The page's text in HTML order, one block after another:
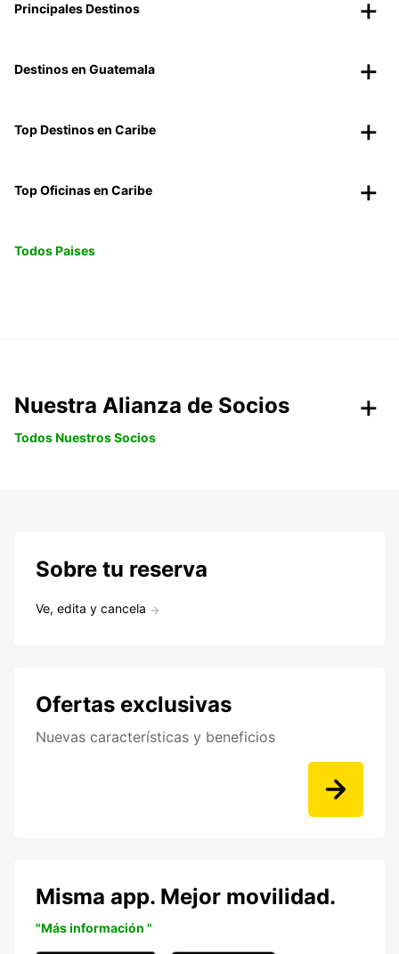
Principales Destinos
Destinos en Guatemala
Top Destinos en Caribe
Top Oficinas en Caribe
Todos Paises
Nuestra Alianza de Socios
Todos Nuestros Socios
Sobre tu reserva
Ve, edita y cancela
Ofertas exclusivas
Nuevas características y beneficios
Misma app. Mejor movilidad.
"Más información "